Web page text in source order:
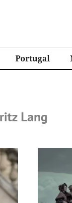
Portugal
Lang